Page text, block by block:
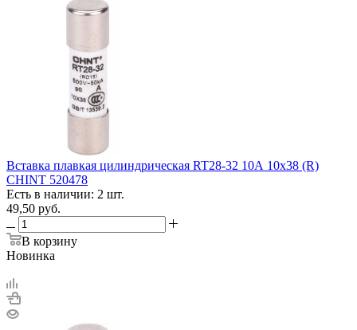
Вставка плавкая цилиндрическая RT28-32 10А 10х38 (R)
CHINT 520478
Есть в наличии: 2 шт.
49,50 руб.
В корзину
Новинка